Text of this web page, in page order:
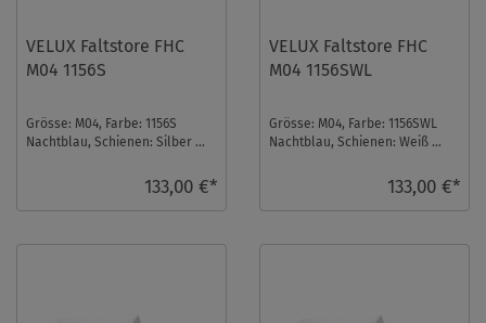
VELUX Faltstore FHC
M04 1156S
Grösse: M04, Farbe: 1156S
Nachtblau, Schienen: Silber ...
133,00 €*
VELUX Faltstore FHC
M04 1156SWL
Grösse: M04, Farbe: 1156SWL
Nachtblau, Schienen: Weiß ...
133,00 €*